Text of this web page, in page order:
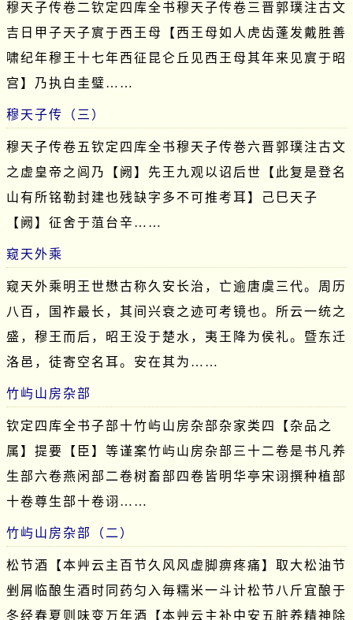
穆天子传卷二钦定四库全书穆天子传卷三晋郭璞注古文
吉日甲子天子賔于西王母【西王母如人虎齿蓬发戴胜善
啸纪年穆王十七年西征昆仑丘见西王母其年来见賔于昭
宫】乃执白圭璧……
穆天子传（三）
穆天子传卷五钦定四库全书穆天子传巻六晋郭璞注古文
之虚皇帝之闾乃【阙】先王九观以诏后世【此复是登名
山有所铭勒封建也残缺字多不可推考耳】己巳天子
【阙】征舍于菹台辛……
窥天外乘
窥天外乘明王世懋古称久安长治，亡逾唐虞三代。周历
八百，国祚最长，其间兴衰之迹可考镜也。所云一统之
盛，穆王而后，昭王没于楚水，夷王降为侯礼。暨东迁
洛邑，徒寄空名耳。安在其为……
竹屿山房杂部
钦定四库全书子部十竹屿山房杂部杂家类四【杂品之
属】提要【臣】等谨案竹屿山房杂部三十二卷是书凡养
生部六卷燕闲部二卷树畜部四卷皆明华亭宋诩撰种植部
十卷尊生部十卷诩……
竹屿山房杂部（二）
松节酒【本艸云主百节久风风虚脚痹疼痛】取大松油节
剉屑临酿生酒时同药匀入毎糯米一斗计松节八斤宜酿于
冬经春夏则味变万年酒【本艸云主补中安五脏养精神除